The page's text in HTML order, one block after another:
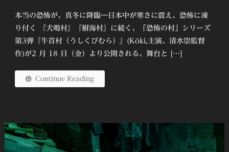
本当の恐怖が、真冬に降臨―日本中が寒さに震え、恐怖に凍
り付く 『犬鳴村』『樹海村』に続く、「恐怖の村」シリーズ
第3弾『牛首村（うしくびむら）』(Kōki,主演、清水崇監督
作)が2 月 18 日（金）より公開される。舞台と […]
Continue Reading